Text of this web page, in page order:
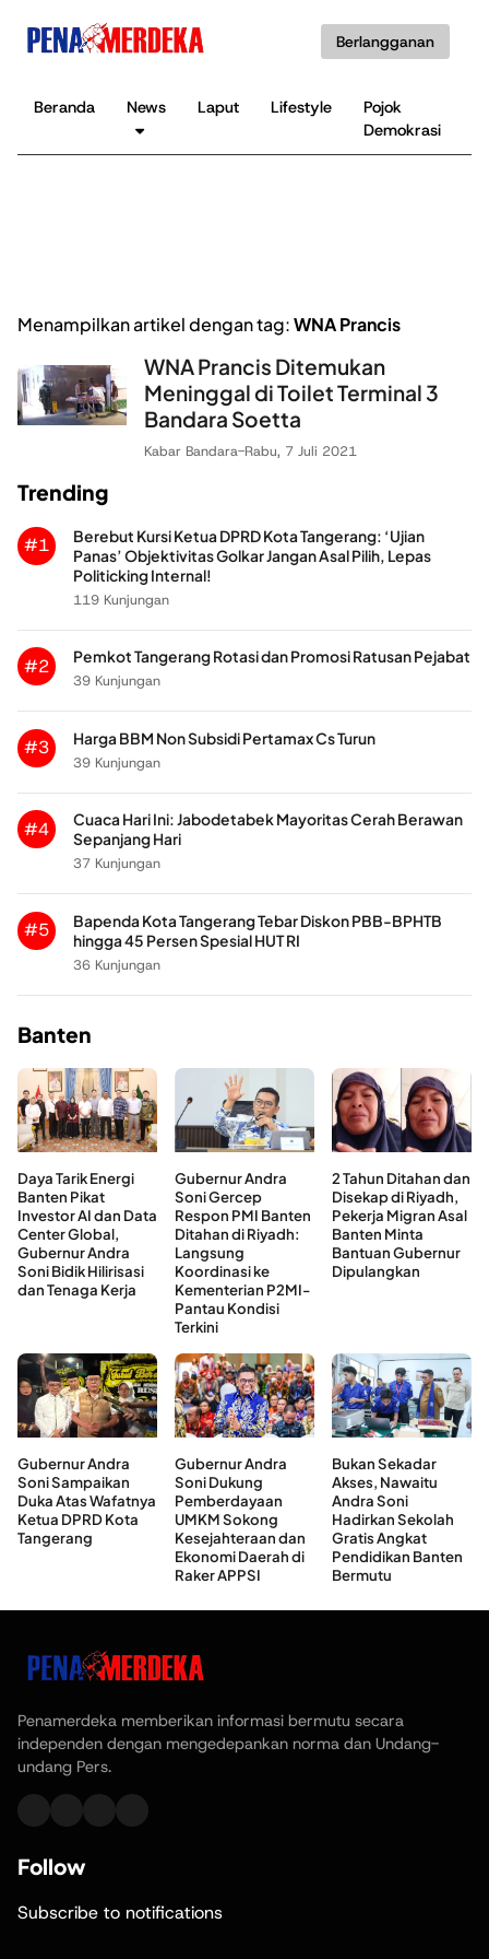
Berlangganan
Beranda News Laput Lifestyle
Pojok
Demokrasi
Menampilkan artikel dengan tag:WNA Prancis
WNA Prancis Ditemukan
Meninggal di Toilet Terminal 3
Bandara Soetta
Kabar Bandara-Rabu, 7 Juli 2021
Trending
#1
Berebut Kursi Ketua DPRD Kota Tangerang: ‘Ujian
Panas’ Objektivitas Golkar Jangan Asal Pilih, Lepas
Politicking Internal!
119 Kunjungan
#2
Pemkot Tangerang Rotasi dan Promosi Ratusan Pejabat
39 Kunjungan
#3
Harga BBM Non Subsidi Pertamax Cs Turun
39 Kunjungan
#4
Cuaca Hari Ini: Jabodetabek Mayoritas Cerah Berawan
Sepanjang Hari
37 Kunjungan
#5
Bapenda Kota Tangerang Tebar Diskon PBB-BPHTB
hingga 45 Persen Spesial HUT RI
36 Kunjungan
Banten
Daya Tarik Energi
Banten Pikat
Investor AI dan Data
Center Global,
Gubernur Andra
Soni Bidik Hilirisasi
dan Tenaga Kerja
Gubernur Andra
Soni Gercep
Respon PMI Banten
Ditahan di Riyadh:
Langsung
Koordinasi ke
Kementerian P2MI-
Pantau Kondisi
Terkini
2 Tahun Ditahan dan
Disekap di Riyadh,
Pekerja Migran Asal
Banten Minta
Bantuan Gubernur
Dipulangkan
Gubernur Andra
Soni Sampaikan
Duka Atas Wafatnya
Ketua DPRD Kota
Tangerang
Gubernur Andra
Soni Dukung
Pemberdayaan
UMKM Sokong
Kesejahteraan dan
Ekonomi Daerah di
Raker APPSI
Bukan Sekadar
Akses, Nawaitu
Andra Soni
Hadirkan Sekolah
Gratis Angkat
Pendidikan Banten
Bermutu
Penamerdeka memberikan informasi bermutu secara
independen dengan mengedepankan norma dan Undang-
undang Pers.
Follow
Subscribe to notifications